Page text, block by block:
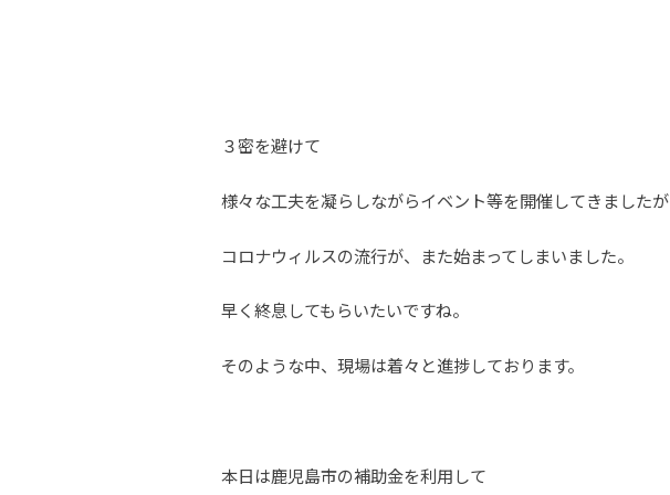
３密を避けて
様々な工夫を凝らしながらイベント等を開催してきましたが
コロナウィルスの流行が、また始まってしまいました。
早く終息してもらいたいですね。
そのような中、現場は着々と進捗しております。
本日は鹿児島市の補助金を利用して